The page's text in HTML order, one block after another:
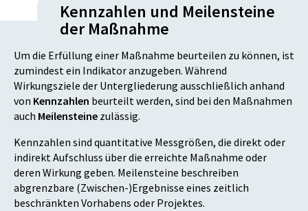
Kennzahlen und Meilensteine
der Maßnahme
Um die Erfüllung einer Maßnahme beurteilen zu können, ist
zumindest ein Indikator anzugeben. Während
Wirkungsziele der Untergliederung ausschließlich anhand
von Kennzahlen beurteilt werden, sind bei den Maßnahmen
auch Meilensteine zulässig.
Kennzahlen sind quantitative Messgrößen, die direkt oder
indirekt Aufschluss über die erreichte Maßnahme oder
deren Wirkung geben. Meilensteine beschreiben
abgrenzbare (Zwischen-)Ergebnisse eines zeitlich
beschränkten Vorhabens oder Projektes.